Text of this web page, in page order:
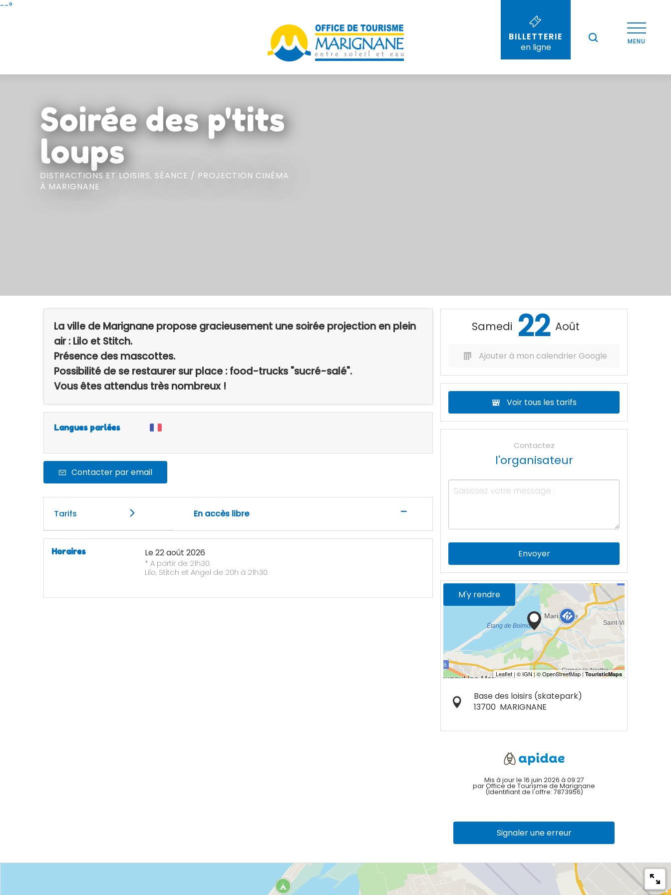
Aller
--°
BILLETTERIE
en ligne
MENU
--°
Soirée des p'tits
loups
DISTRACTIONS ET LOISIRS, SÉANCE / PROJECTION CINÉMA
À MARIGNANE
La ville de Marignane propose gracieusement une soirée projection en plein
air : Lilo et Stitch.
Présence des mascottes.
Possibilité de se restaurer sur place : food-trucks "sucré-salé".
Vous êtes attendus très nombreux !
Langues parlées
Contacter par email
Tarifs En accès libre —
Horaires Le22 août 2026
* A partir de 21h30.
Lilo, Stitch et Angel de 20h à 21h30.
Samedi 22 Août
Ajouter à mon calendrier Google
Voir tous les tarifs
Contactez
l'organisateur
Envoyer
M'y rendre
Base des loisirs (skatepark)
13700 MARIGNANE
Mis à jour le 16 juin 2026 à 09:27
par Office de Tourisme de Marignane
(Identifiant de l'offre: 7873956)
Signaler une erreur